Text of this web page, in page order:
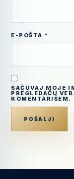
E-POŠTA *
SAČUVAJ MOJE
PREGLEDAČU
KOMENTARIŠEM.